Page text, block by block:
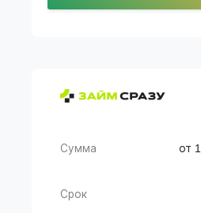
Сумма от
Срок